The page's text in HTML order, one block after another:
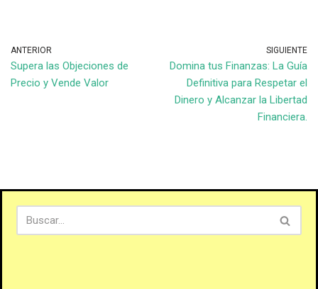
ANTERIOR
Supera las Objeciones de
Precio y Vende Valor
SIGUIENTE
Domina tus Finanzas: La Guía
Definitiva para Respetar el
Dinero y Alcanzar la Libertad
Financiera.